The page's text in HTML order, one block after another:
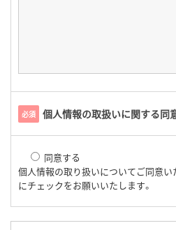
必須 個人情報の取扱いに関する同
同意する
個人情報の取り扱いについてご同意い
にチェックをお願いいたします。